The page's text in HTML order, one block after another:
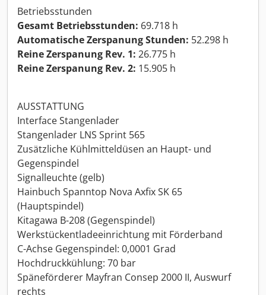
Betriebsstunden
Gesamt Betriebsstunden: 69.718 h
Automatische Zerspanung Stunden: 52.298 h
Reine Zerspanung Rev. 1: 26.775 h
Reine Zerspanung Rev. 2: 15.905 h
AUSSTATTUNG
Interface Stangenlader
Stangenlader LNS Sprint 565
Zusätzliche Kühlmitteldüsen an Haupt- und
Gegenspindel
Signalleuchte (gelb)
Hainbuch Spanntop Nova Axfix SK 65
(Hauptspindel)
Kitagawa B-208 (Gegenspindel)
Werkstückentladeeinrichtung mit Förderband
C-Achse Gegenspindel: 0,0001 Grad
Hochdruckkühlung: 70 bar
Späneförderer Mayfran Consep 2000 II, Auswurf
rechts